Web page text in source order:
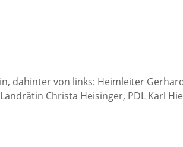
dahinter von links: Heimleiter
Christa Heisinger, PDL Karl